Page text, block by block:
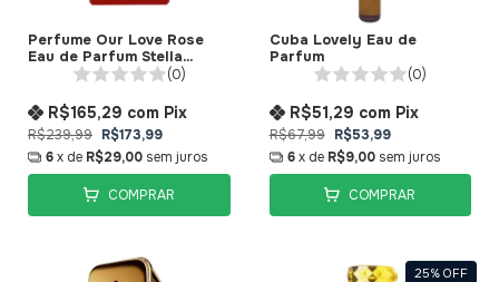
Perfume Our Love Rose
Eau de Parfum Stella
Dustin
(0)
R$239,99 R$173,99
R$165,29 com Pix
6x de R$29,00 sem juros
COMPRAR
Cuba Lovely Eau de
Parfum
(0)
R$67,99 R$53,99
R$51,29 com Pix
6 x de R$9,00 sem juros
COMPRAR
25% OFF